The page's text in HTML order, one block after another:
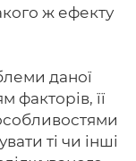
ж ефекту
даної
факторів, її
ті чи інші